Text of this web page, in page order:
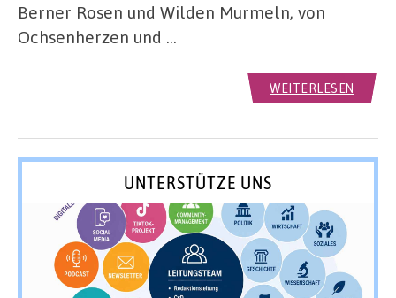
Berner Rosen und Wilden Murmeln, von
Ochsenherzen und …
WEITERLESEN
UNTERSTÜTZE UNS